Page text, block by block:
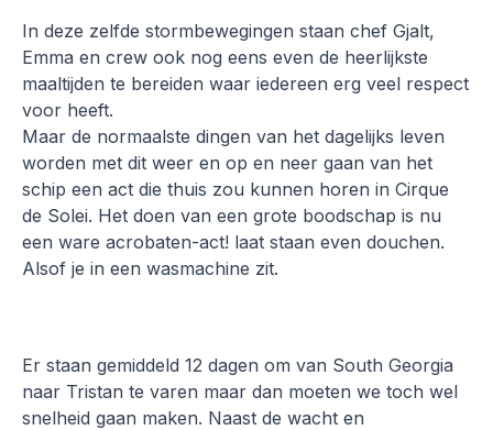
In deze zelfde stormbewegingen staan chef Gjalt,
Emma en crew ook nog eens even de heerlijkste
maaltijden te bereiden waar iedereen erg veel respect
voor heeft.
Maar de normaalste dingen van het dagelijks leven
worden met dit weer en op en neer gaan van het
schip een act die thuis zou kunnen horen in Cirque
de Solei. Het doen van een grote boodschap is nu
een ware acrobaten-act! laat staan even douchen.
Alsof je in een wasmachine zit.
Er staan gemiddeld 12 dagen om van South Georgia
naar Tristan te varen maar dan moeten we toch wel
snelheid gaan maken. Naast de wacht en